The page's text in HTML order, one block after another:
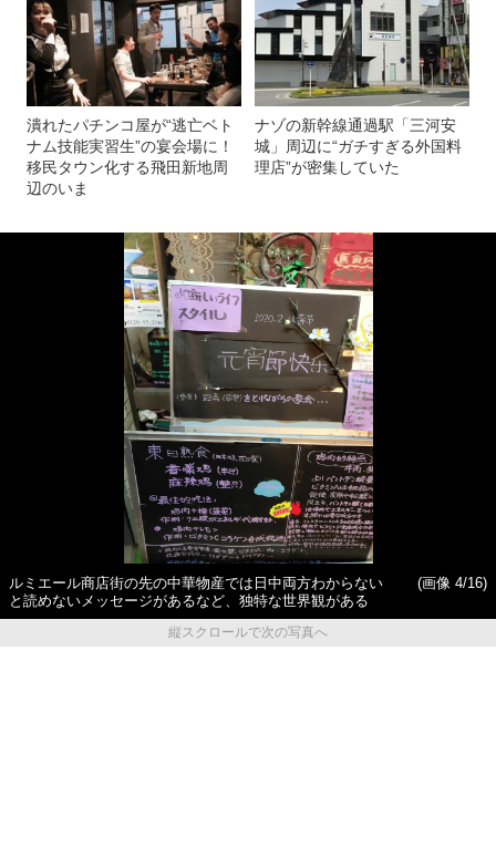
潰れたパチンコ屋が“逃亡ベト
ナム技能実習生”の宴会場に！
移民タウン化する飛田新地周
辺のいま
ナゾの新幹線通過駅「三河安
城」周辺に“ガチすぎる外国料
理店”が密集していた
ルミエール商店街の先の中華物産では日中両方わからない
と読めないメッセージがあるなど、独特な世界観がある
(画像 4/16)
縦スクロールで次の写真へ